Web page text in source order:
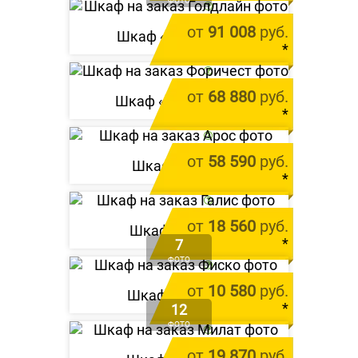
цена за 1 м.п.
от 91 008 руб.
*
цена за 1 м.п.
Шкаф « Голдлайн»
от 68 880 руб.
*
цена за 1 м.п.
Шкаф « Форичест»
от 58 590 руб.
*
цена за 1 м.п.
Шкаф « Арос»
от 18 560 руб.
*
цена за 1 м.п.
Шкаф «Галис»
7
ФОТО
от 10 580 руб.
*
цена за 1 м.п.
Шкаф «Фиско»
12
ФОТО